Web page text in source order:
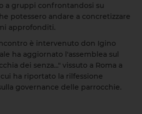
a gruppi confrontandosi su
potessero andare a concretizzare
approfonditi.
è intervenuto don Igino
ha aggiornato l'assemblea sul
dei senza..." vissuto a Roma a
ha riportato la rilfessione
governance delle parrocchie.